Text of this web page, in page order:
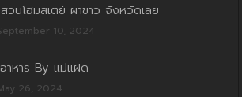
วนโฮมสเตย์ ผาขาว จังหวัดเลย
10, 2024
าหาร By แม่แฝด
26, 2024